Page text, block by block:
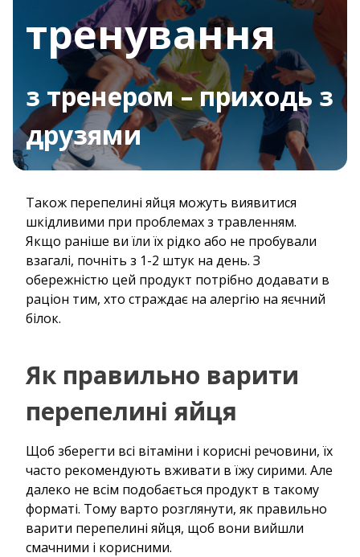
тренування
з тренером – приходь з
друзями
Також перепелині яйця можуть виявитися
шкідливими при проблемах з травленням.
Якщо раніше ви їли їх рідко або не пробували
взагалі, почніть з 1-2 штук на день. З
обережністю цей продукт потрібно додавати в
раціон тим, хто страждає на алергію на яєчний
білок.
Як правильно варити
перепелині яйця
Щоб зберегти всі вітаміни і корисні речовини, їх
часто рекомендують вживати в їжу сирими. Але
далеко не всім подобається продукт в такому
форматі. Тому варто розглянути, як правильно
варити перепелині яйця, щоб вони вийшли
смачними і корисними.